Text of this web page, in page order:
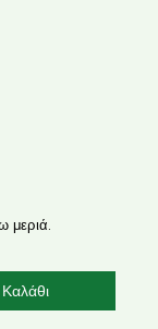
μεριά.